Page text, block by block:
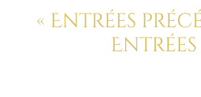
« Entrées